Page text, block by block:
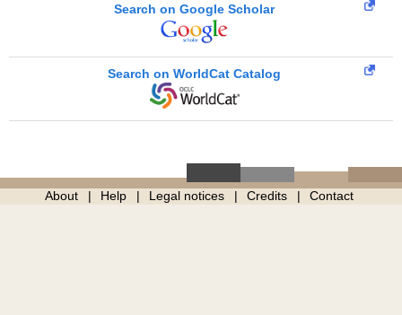
Search on Google Scholar
Search on WorldCat Catalog
About Help Legal notices Credits Contact